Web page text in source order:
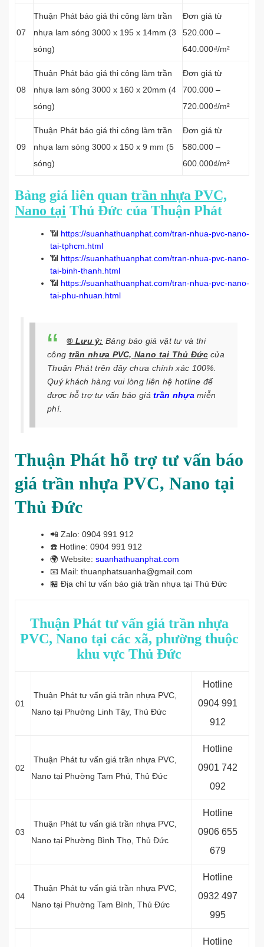
07
Thuận Phát báo giá thi công làm trần
nhựa lam sóng 3000 x 195 x 14mm (3
sóng)
Đơn giá từ
520.000 –
640.000₫/m²
08
Thuận Phát báo giá thi công làm trần
nhựa lam sóng 3000 x 160 x 20mm (4
sóng)
Đơn giá từ
700.000 –
720.000₫/m²
09
Thuận Phát báo giá thi công làm trần
nhựa lam sóng 3000 x 150 x 9 mm (5
sóng)
Đơn giá từ
580.000 –
600.000₫/m²
Bảng giá liên quan trần nhựa PVC,
Nano tại Thủ Đức của Thuận Phát
📶 https://suanhathuanphat.com/tran-nhua-pvc-nano-
tai-tphcm.html
📶 https://suanhathuanphat.com/tran-nhua-pvc-nano-
tai-binh-thanh.html
📶 https://suanhathuanphat.com/tran-nhua-pvc-nano-
tai-phu-nhuan.html
® Lưu ý: Bảng báo giá vật tư và thi
công trần nhựa PVC, Nano tại Thủ Đứccủa
Thuận Phát trên đây chưa chính xác 100%.
Quý khách hàng vui lòng liên hệ hotline để
được hỗ trợ tư vấn báo giátrần nhựamiễn
phí.
Thuận Phát hỗ trợ tư vấn báo
giá trần nhựa PVC, Nano tại
Thủ Đức
📲 Zalo: 0904 991 912
☎️ Hotline: 0904 991 912
🌍 Website: suanhathuanphat.com
📧 Mail: thuanphatsuanha@gmail.com
🏪 Địa chỉ tư vấn báo giá trần nhựa tại Thủ Đức
Thuận Phát tư vấn giá trần nhựa
PVC, Nano tại các xã, phường thuộc
khu vực Thủ Đức
01
Thuận Phát tư vấn giá trần nhựa PVC,
Nano tại Phường Linh Tây, Thủ Đức
Hotline
0904 991
912
02
Thuận Phát tư vấn giá trần nhựa PVC,
Nano tại Phường Tam Phú, Thủ Đức
Hotline
0901 742
092
03
Thuận Phát tư vấn giá trần nhựa PVC,
Nano tại Phường Bình Thọ, Thủ Đức
Hotline
0906 655
679
04
Thuận Phát tư vấn giá trần nhựa PVC,
Nano tại Phường Tam Bình, Thủ Đức
Hotline
0932 497
995
Hotline